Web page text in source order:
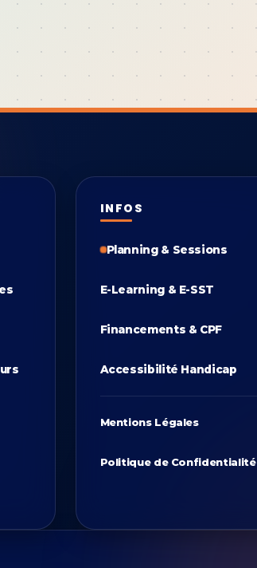
INFOS
Planning & Sessions
E-Learning & E-SST
Financements & CPF
Accessibilité Handicap
Mentions Légales
Politique de Confidentialité